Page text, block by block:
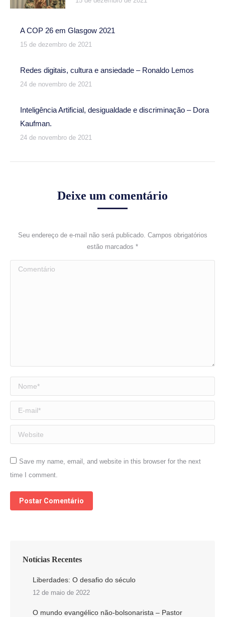
A COP 26 em Glasgow 2021
15 de dezembro de 2021
Redes digitais, cultura e ansiedade – Ronaldo Lemos
24 de novembro de 2021
Inteligência Artificial, desigualdade e discriminação – Dora
Kaufman.
24 de novembro de 2021
Deixe um comentário
Seu endereço de e-mail não será publicado. Campos obrigatórios
estão marcados *
Comentário
Nome *
E-mail *
Website
Save my name, email, and website in this browser for the next
time I comment.
Postar Comentário
Notícias Recentes
Liberdades: O desafio do século
12 de maio de 2022
O mundo evangélico não-bolsonarista – Pastor